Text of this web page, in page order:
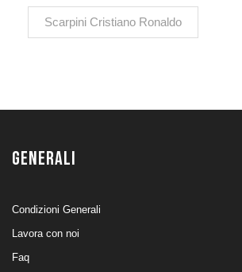
Scarpini Cristiano Ronaldo
GENERALI
Condizioni Generali
Lavora con noi
Faq